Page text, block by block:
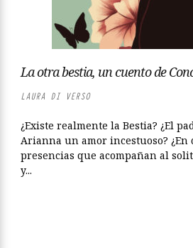
La otra bestia, un cuento de
LAURA DI VERSO
¿Existe realmente la Bestia? ¿El
Arianna un amor incestuoso? ¿En
presencias que acompañan al
y...